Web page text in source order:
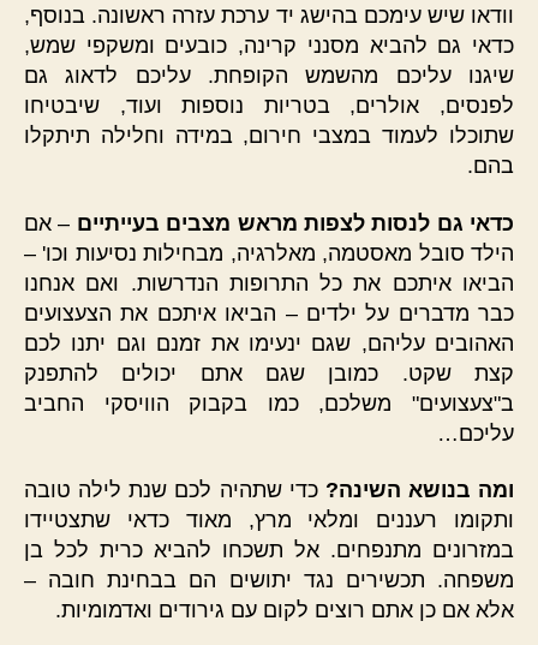
וודאו שיש עימכם בהישג יד ערכת עזרה ראשונה. בנוסף,
כדאי גם להביא מסנני קרינה, כובעים ומשקפי שמש,
שיגנו עליכם מהשמש הקופחת. עליכם לדאוג גם
לפנסים, אולרים, בטריות נוספות ועוד, שיבטיחו
שתוכלו לעמוד במצבי חירום, במידה וחלילה תיתקלו
בהם.
כדאי גם לנסות לצפות מראש מצבים בעייתיים – אם
הילד סובל מאסטמה, מאלרגיה, מבחילות נסיעות וכו' –
הביאו איתכם את כל התרופות הנדרשות. ואם אנחנו
כבר מדברים על ילדים – הביאו איתכם את הצעצועים
האהובים עליהם, שגם ינעימו את זמנם וגם יתנו לכם
קצת שקט. כמובן שגם אתם יכולים להתפנק
ב"צעצועים" משלכם, כמו בקבוק הוויסקי החביב
עליכם…
ומה בנושא השינה?כדי שתהיה לכם שנת לילה טובה
ותקומו רעננים ומלאי מרץ, מאוד כדאי שתצטיידו
במזרונים מתנפחים. אל תשכחו להביא כרית לכל בן
משפחה. תכשירים נגד יתושים הם בבחינת חובה –
אלא אם כן אתם רוצים לקום עם גירודים ואדמומיות.